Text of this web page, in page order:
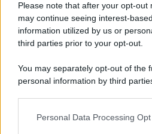
Please note that after your opt-out
may continue seeing interest-
information utilized by us or
third parties prior to your opt-out.
You may separately opt-out of the
personal information by third
This information may also be
Personal Data Processing